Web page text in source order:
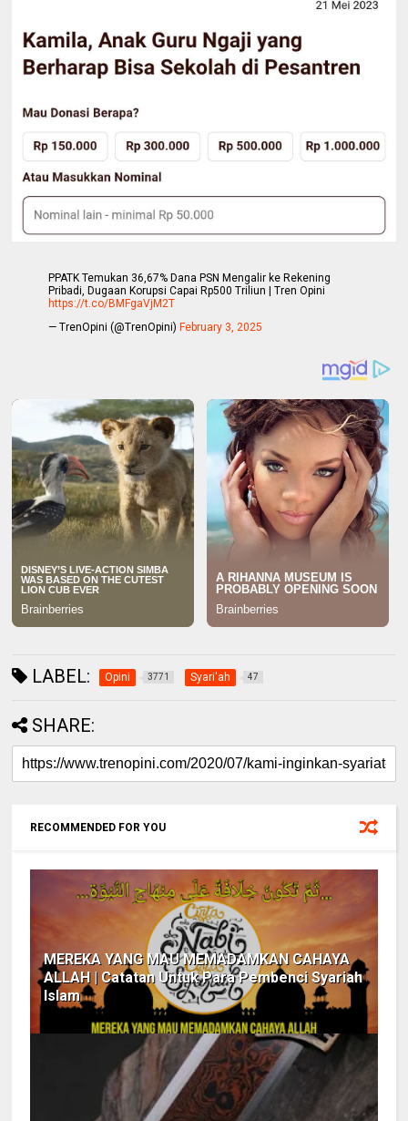
PPATK Temukan 36,67% Dana PSN Mengalir ke Rekening
Pribadi, Dugaan Korupsi Capai Rp500 Triliun | Tren Opini
https://t.co/BMFgaVjM2T
— TrenOpini (@TrenOpini)February 3, 2025
LABEL: Opini 3771 Syari'ah 47
SHARE:
RECOMMENDED FOR YOU
MEREKA YANG MAU MEMADAMKAN CAHAYA
ALLAH | Catatan Untuk Para Pembenci Syariah
Islam